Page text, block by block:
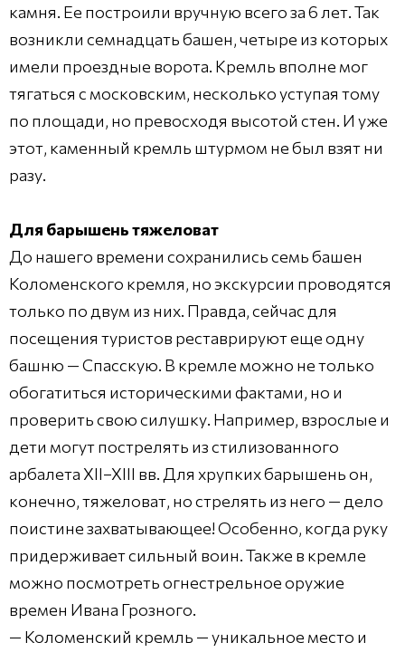
камня. Ее построили вручную всего за 6 лет. Так
возникли семнадцать башен, четыре из которых
имели проездные ворота. Кремль вполне мог
тягаться с московским, несколько уступая тому
по площади, но превосходя высотой стен. И уже
этот, каменный кремль штурмом не был взят ни
разу.
Для барышень тяжеловат
До нашего времени сохранились семь башен
Коломенского кремля, но экскурсии проводятся
только по двум из них. Правда, сейчас для
посещения туристов реставрируют еще одну
башню — Спасскую. В кремле можно не только
обогатиться историческими фактами, но и
проверить свою силушку. Например, взрослые и
дети могут пострелять из стилизованного
арбалета XII–XIII вв. Для хрупких барышень он,
конечно, тяжеловат, но стрелять из него — дело
поистине захватывающее! Особенно, когда руку
придерживает сильный воин. Также в кремле
можно посмотреть огнестрельное оружие
времен Ивана Грозного.
— Коломенский кремль — уникальное место и